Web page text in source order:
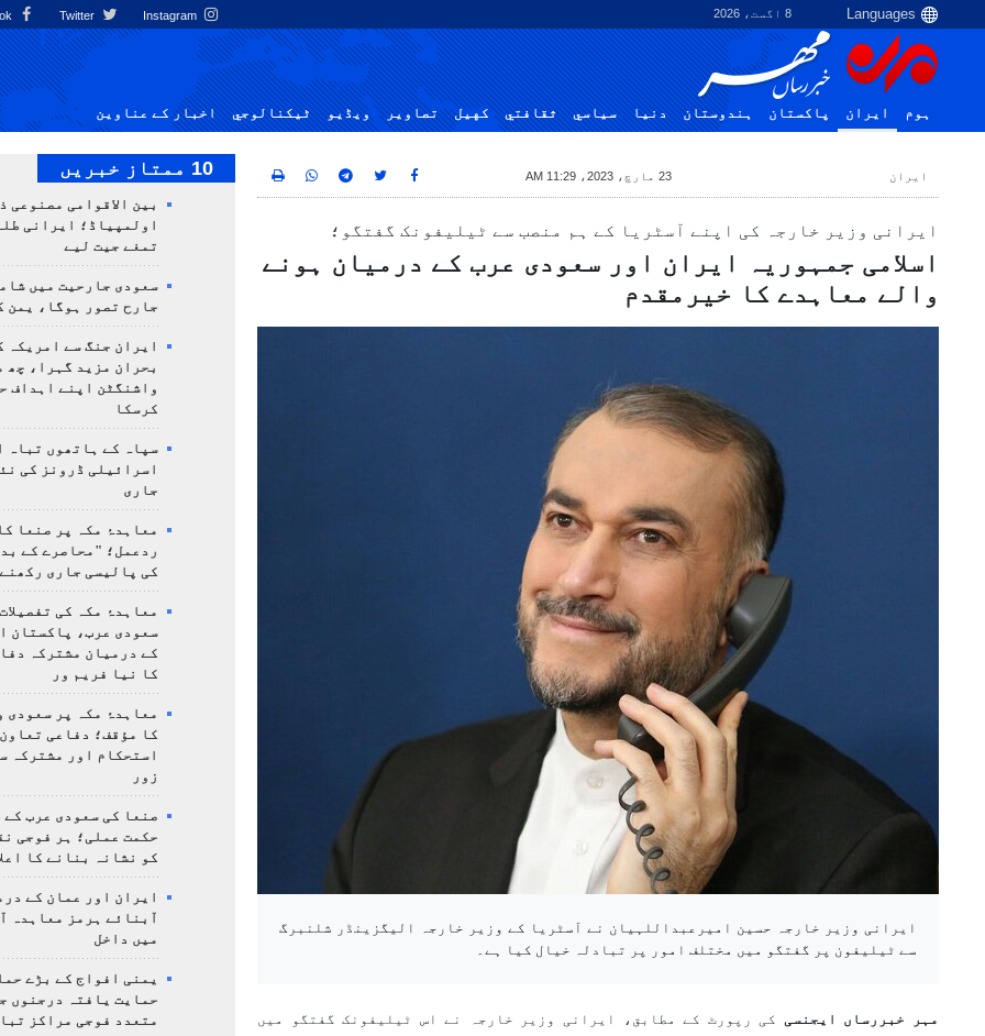
8 اگست، 2026 Instagram
ہوم ایران پاکستان ہندوستان دنیا سياسي ثقافتي کهيل تصاوير ویڈیو ٹيكنالوجي اخبار کے عناوین
ایران 23 مارچ، 2023، 11:29 AM
ایرانی وزیر خارجہ کی اپنے آسٹریا کے ہم منصب سے ٹیلیفونک گفتگو؛
اسلامی جمہوریہ ایران اور سعودی عرب کے درمیان ہونے
والے معاہدے کا خیرمقدم
ایرانی وزیر خارجہ حسین امیرعبداللہیان نے آسٹریا کے وزیر خارجہ الیگزینڈر شلنبرگ
سے ٹیلیفون پر گفتگو میں مختلف امور پر تبادلہ خیال کیا ہے۔
مہر خبررساں ایجنسی کی رپورٹ کے مطابق، ایرانی وزیر خارجہ نے اس ٹیلیفونک گفتگو میں
10 ممتاز خبریں
بین الاقوامی مصنوعی
تمغے جیت لیے
سعودی جارحیت میں
جارح تصور ہوگا، یمن
ایران جنگ سے امریکہ
بحران مزید گہرا، چھ
واشنگٹن اپنے اہداف
کرسکا
سپاہ کے ہاتھوں تباہ
اسرائیلی ڈرونز کی
جاری
معاہدۂ مکہ پر صنعا
ردعمل؛ "محاصرے کے
کی پالیسی جاری رکھنے
معاہدۂ مکہ کی
سعودی عرب، پاکستان
کے درمیان مشترکہ
کا نیا فریم ور
معاہدۂ مکہ پر سعودی
کا مؤقف؛ دفاعی
استحکام اور مشترکہ
زور
صنعا کی سعودی عرب کے
حکمت عملی؛ ہر فوجی
کو نشانہ بنانے کا
ایران اور عمان کے
آبنائے ہرمز معاہدہ
میں داخل
یمنی افواج کے بڑے
حمایت یافتہ درجنوں
متعدد فوجی مراکز